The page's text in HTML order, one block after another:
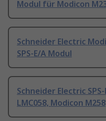
Modul für Modicon
Schneider Electric
SPS-E/A Modul
Schneider Electric
LMC058, Modicon M258